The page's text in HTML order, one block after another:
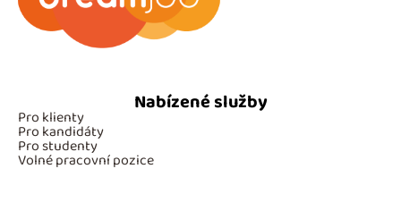
Nabízené služby
Pro klienty
Pro kandidáty
Pro studenty
Volné pracovní pozice